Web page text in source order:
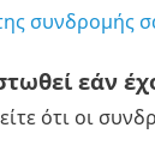
συνδρομής
εάν
ότι οι